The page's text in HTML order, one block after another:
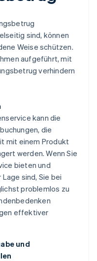
sind, können
Weise schützen.
aufgeführt, mit
verhindern
kann die
die
mit einem Produkt
werden. Wenn Sie
bieten und
sind, Sie bei
problemlos zu
effektiver
und